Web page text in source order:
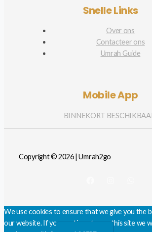
Snelle Links
Over ons
Contacteer ons
Umrah Guide
Mobile App
BINNEKORT
Copyright © 2026 | Umrah2go
We use cookies to ensure that we give you the
our website. If you continue to use this site we